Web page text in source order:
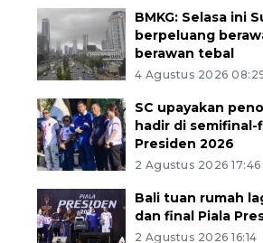
BMKG: Selasa ini
berpeluang
berawan tebal
4 Agustus 2026
SC upayakan
hadir di semifinal-
Presiden 2026
2 Agustus 2026 17:46
Bali tuan rumah
dan final Piala
2 Agustus 2026 16:14